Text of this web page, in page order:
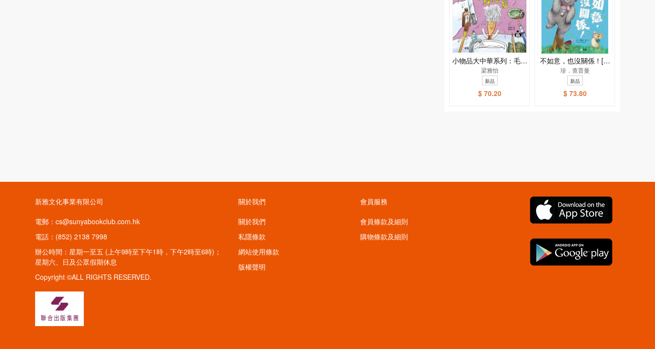
小物品大中華系列：毛筆
爺爺掉頭髮
梁雅怡
新品
$ 70.20
不如意，也沒關係！[新
雅．繪本館]
珍．查普曼
新品
$ 73.80
新雅文化事業有限公司
電郵：cs@sunyabookclub.com.hk
電話：(852) 2138 7998
辦公時間：星期一至五 (上午9時至下午1時，下午2時至6時)；
星期六、日及公眾假期休息
Copyright ©ALL RIGHTS RESERVED.
關於我們
關於我們
私隱條款
網站使用條款
版權聲明
會員服務
會員條款及細則
購物條款及細則